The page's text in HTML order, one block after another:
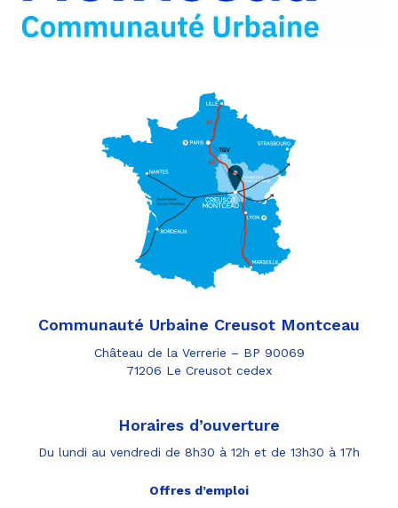
mail
Communauté Urbaine Creusot Montceau
Château de la Verrerie – BP 90069
71206 Le Creusot cedex
Horaires d’ouverture
Du lundi au vendredi de 8h30 à 12h et de 13h30 à 17h
Offres d’emploi